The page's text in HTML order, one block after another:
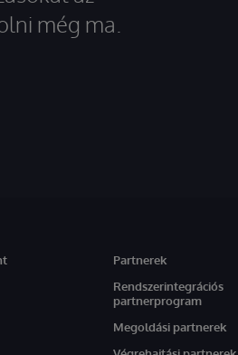
még ma.
Partnerek
Rendszerintegrációs
partnerprogram
Megoldási partnerek